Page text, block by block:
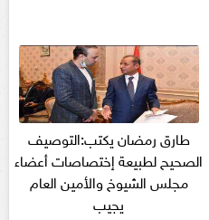
طارق رمضان يكتب:التوصيف
الصحيح لطبيعة إختصاصات أعضاء
مجلس الشيوخ والأمين العام
يجيب